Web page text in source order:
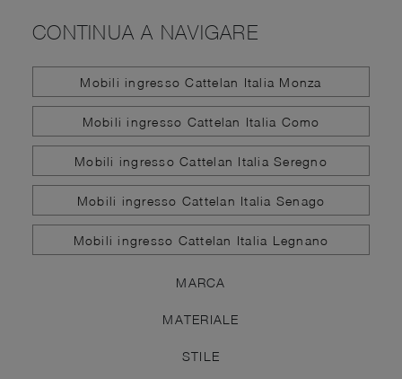
CONTINUA A NAVIGARE
Mobili ingresso Cattelan Italia Monza
Mobili ingresso Cattelan Italia Como
Mobili ingresso Cattelan Italia Seregno
Mobili ingresso Cattelan Italia Senago
Mobili ingresso Cattelan Italia Legnano
MARCA
MATERIALE
STILE